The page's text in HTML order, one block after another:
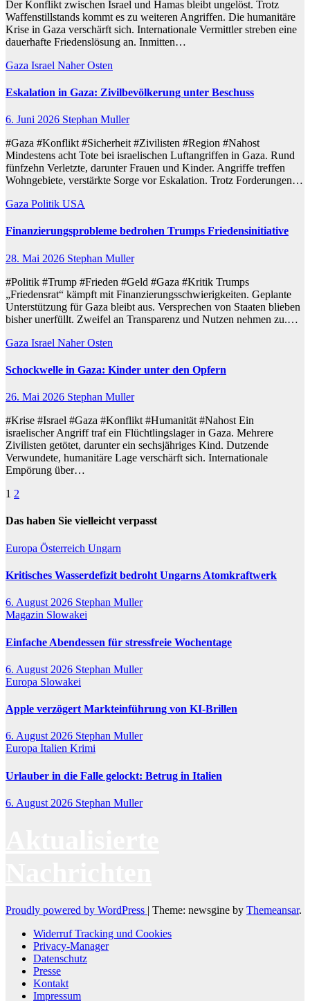
Der Konflikt zwischen Israel und Hamas bleibt ungelöst. Trotz
Waffenstillstands kommt es zu weiteren Angriffen. Die humanitäre
Krise in Gaza verschärft sich. Internationale Vermittler streben eine
dauerhafte Friedenslösung an. Inmitten…
Gaza Israel Naher Osten
Eskalation in Gaza: Zivilbevölkerung unter Beschuss
6. Juni 2026 Stephan Muller
#Gaza #Konflikt #Sicherheit #Zivilisten #Region #Nahost
Mindestens acht Tote bei israelischen Luftangriffen in Gaza. Rund
fünfzehn Verletzte, darunter Frauen und Kinder. Angriffe treffen
Wohngebiete, verstärkte Sorge vor Eskalation. Trotz Forderungen…
Gaza Politik USA
Finanzierungsprobleme bedrohen Trumps Friedensinitiative
28. Mai 2026 Stephan Muller
#Politik #Trump #Frieden #Geld #Gaza #Kritik Trumps
„Friedensrat“ kämpft mit Finanzierungsschwierigkeiten. Geplante
Unterstützung für Gaza bleibt aus. Versprechen von Staaten blieben
bisher unerfüllt. Zweifel an Transparenz und Nutzen nehmen zu.…
Gaza Israel Naher Osten
Schockwelle in Gaza: Kinder unter den Opfern
26. Mai 2026 Stephan Muller
#Krise #Israel #Gaza #Konflikt #Humanität #Nahost Ein
israelischer Angriff traf ein Flüchtlingslager in Gaza. Mehrere
Zivilisten getötet, darunter ein sechsjähriges Kind. Dutzende
Verwundete, humanitäre Lage verschärft sich. Internationale
Empörung über…
Seitennummerierung
der
1 2
Das haben Sie vielleicht verpasst
Europa Österreich Ungarn
Kritisches Wasserdefizit bedroht Ungarns Atomkraftwerk
6. August 2026 Stephan Muller
Magazin Slowakei
Einfache Abendessen für stressfreie Wochentage
6. August 2026 Stephan Muller
Europa Slowakei
Apple verzögert Markteinführung von KI-Brillen
6. August 2026 Stephan Muller
Europa Italien Krimi
Urlauber in die Falle gelockt: Betrug in Italien
6. August 2026 Stephan Muller
Proudly powered by WordPress | Theme: newsgine by Themeansar.
Widerruf Tracking und Cookies
Privacy-Manager
Datenschutz
Presse
Kontakt
Impressum